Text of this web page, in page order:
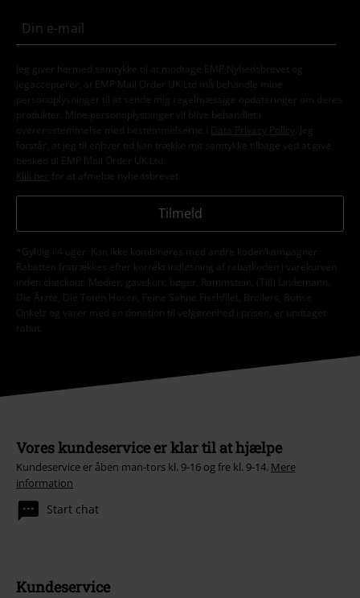
Jeg giver hermed samtykke til at modtage EMP Nyhedsbrevet og
jegaccepterer, at EMP Mail Order UK Ltd må behandle mine
personoplysninger til at sende mig regelmæssige opdateringer om deres
produkter. Mine personoplysninger vil blive behandlet i
overensstemmelse med bestemmelserne i
Data Privacy Policy
. Jeg
forstår, at jeg til enhver tid kan trække mit samtykke tilbage ved at give
besked til EMP Mail Order UK Ltd.
Klik her
for at afmelde nyhedsbrevet.
Tilmeld
*Gyldig i 4 uger. Kan ikke kombineres med andre koder/kampagner.
Rabatten fratrækkes efter korrekt indløsning af rabatkoden i varekurven
inden checkout. Medier, gavekort, bøger, Rammstein, (Till) Lindemann,
Die Ärzte, Die Toten Hosen, Feine Sahne Fischfilet, Broilers, Böhse
Onkelz og varer med en donation til velgørenhed i prisen, er undtaget
rabat.
Vores kundeservice er klar til at hjælpe
Kundeservice er åben man-tors kl. 9-16 og fre kl. 9-14. Mere
information
Start chat
Kundeservice